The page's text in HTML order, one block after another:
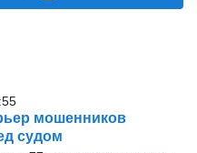
мошенников
судом